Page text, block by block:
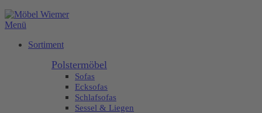
Menü
Sortiment
Polstermöbel
Sofas
Ecksofas
Schlafsofas
Sessel & Liegen